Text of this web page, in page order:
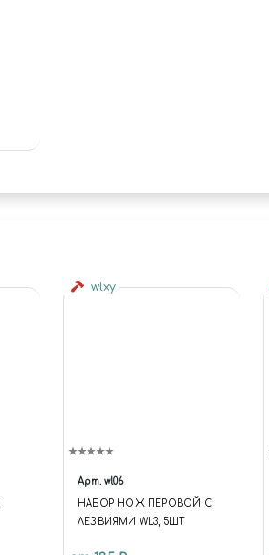
wlxy
Арт. wl06
НАБОР НОЖ ПЕРОВОЙ С
ЛЕЗВИЯМИ WL3, 5ШТ